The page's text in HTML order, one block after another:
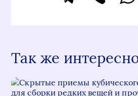
Так же